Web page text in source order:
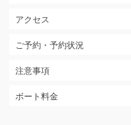
アクセス
ご予約・予約状況
注意事項
ボート料金